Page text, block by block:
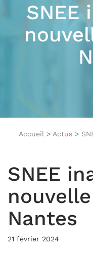
SNEE
Accueil > Actus >
SNEE
Nantes
21 février 2024